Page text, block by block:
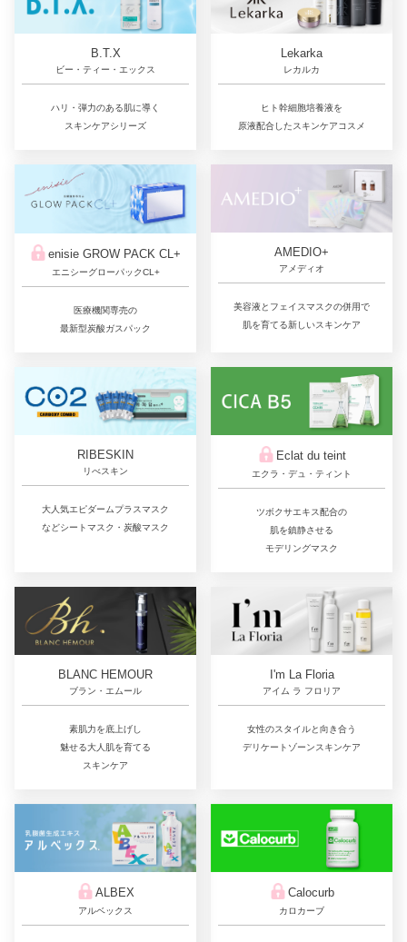
B.T.X
ビー・ティー・エックス
ハリ・弾力のある肌に導く
スキンケアシリーズ
Lekarka
レカルカ
ヒト幹細胞培養液を
原液配合したスキンケアコスメ
enisie GROW PACK CL+
エニシーグローパックCL+
医療機関専売の
最新型炭酸ガスパック
AMEDIO+
アメディオ
美容液とフェイスマスクの併用で
肌を育てる新しいスキンケア
RIBESKIN
リべスキン
大人気エピダームプラスマスク
などシートマスク・炭酸マスク
Eclat du teint
エクラ・デュ・ティント
ツボクサエキス配合の
肌を鎮静させる
モデリングマスク
BLANC HEMOUR
ブラン・エムール
素肌力を底上げし
魅せる大人肌を育てる
スキンケア
I'm La Floria
アイム ラ フロリア
女性のスタイルと向き合う
デリケートゾーンスキンケア
ALBEX
アルベックス
Calocurb
カロカーブ